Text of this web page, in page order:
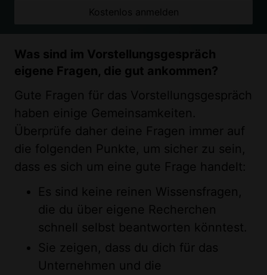
Kostenlos anmelden
Was sind im Vorstellungsgespräch
eigene Fragen, die gut ankommen?
Gute Fragen für das Vorstellungsgespräch
haben einige Gemeinsamkeiten.
Überprüfe daher deine Fragen immer auf
die folgenden Punkte, um sicher zu sein,
dass es sich um eine gute Frage handelt:
Es sind keine reinen Wissensfragen,
die du über eigene Recherchen
schnell selbst beantworten könntest.
Sie zeigen, dass du dich für das
Unternehmen und die